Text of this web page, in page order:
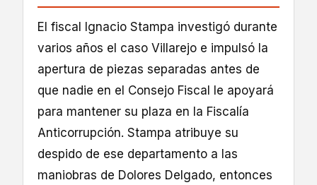
El fiscal Ignacio Stampa investigó durante
varios años el caso Villarejo e impulsó la
apertura de piezas separadas antes de
que nadie en el Consejo Fiscal le apoyará
para mantener su plaza en la Fiscalía
Anticorrupción. Stampa atribuye su
despido de ese departamento a las
maniobras de Dolores Delgado, entonces